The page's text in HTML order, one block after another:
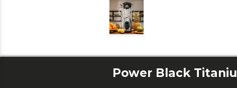
Power Black